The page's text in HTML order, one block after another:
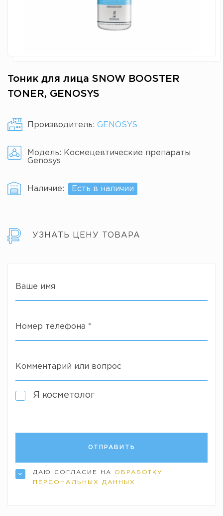
Тоник для лица SNOW BOOSTER
TONER, GENOSYS
Производитель: GENOSYS
Модель: Космецевтические препараты
Genosys
Наличие: Есть в наличии
УЗНАТЬ ЦЕНУ ТОВАРА
Ваше имя
Номер телефона *
Комментарий или вопрос
Я косметолог
ДАЮ СОГЛАСИЕ НА ОБРАБОТКУ
ПЕРСОНАЛЬНЫХ ДАННЫХ